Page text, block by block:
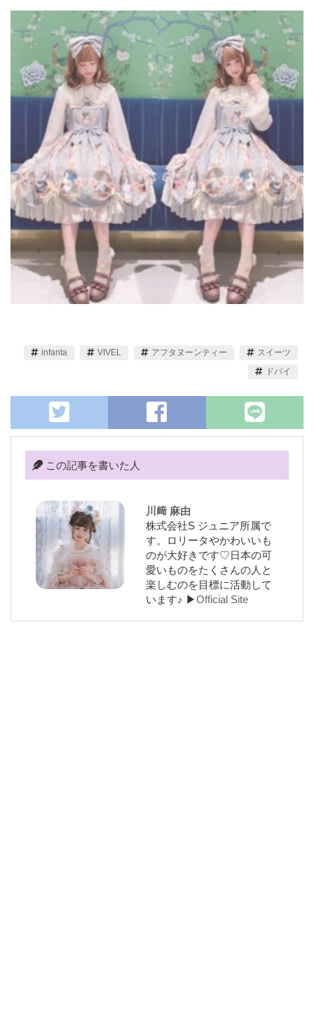
infanta VIVEL アフタヌーンティー
スイーツ
ドバイ
この記事を書いた人
川﨑 麻由
株式会社S ジュニア所属で
す。ロリータやかわいいも
のが大好きです♡日本の可
愛いものをたくさんの人と
楽しむのを目標に活動して
います♪ ▶︎Official Site